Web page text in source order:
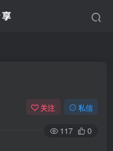
关注 私信
117 0